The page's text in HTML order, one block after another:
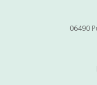
06490